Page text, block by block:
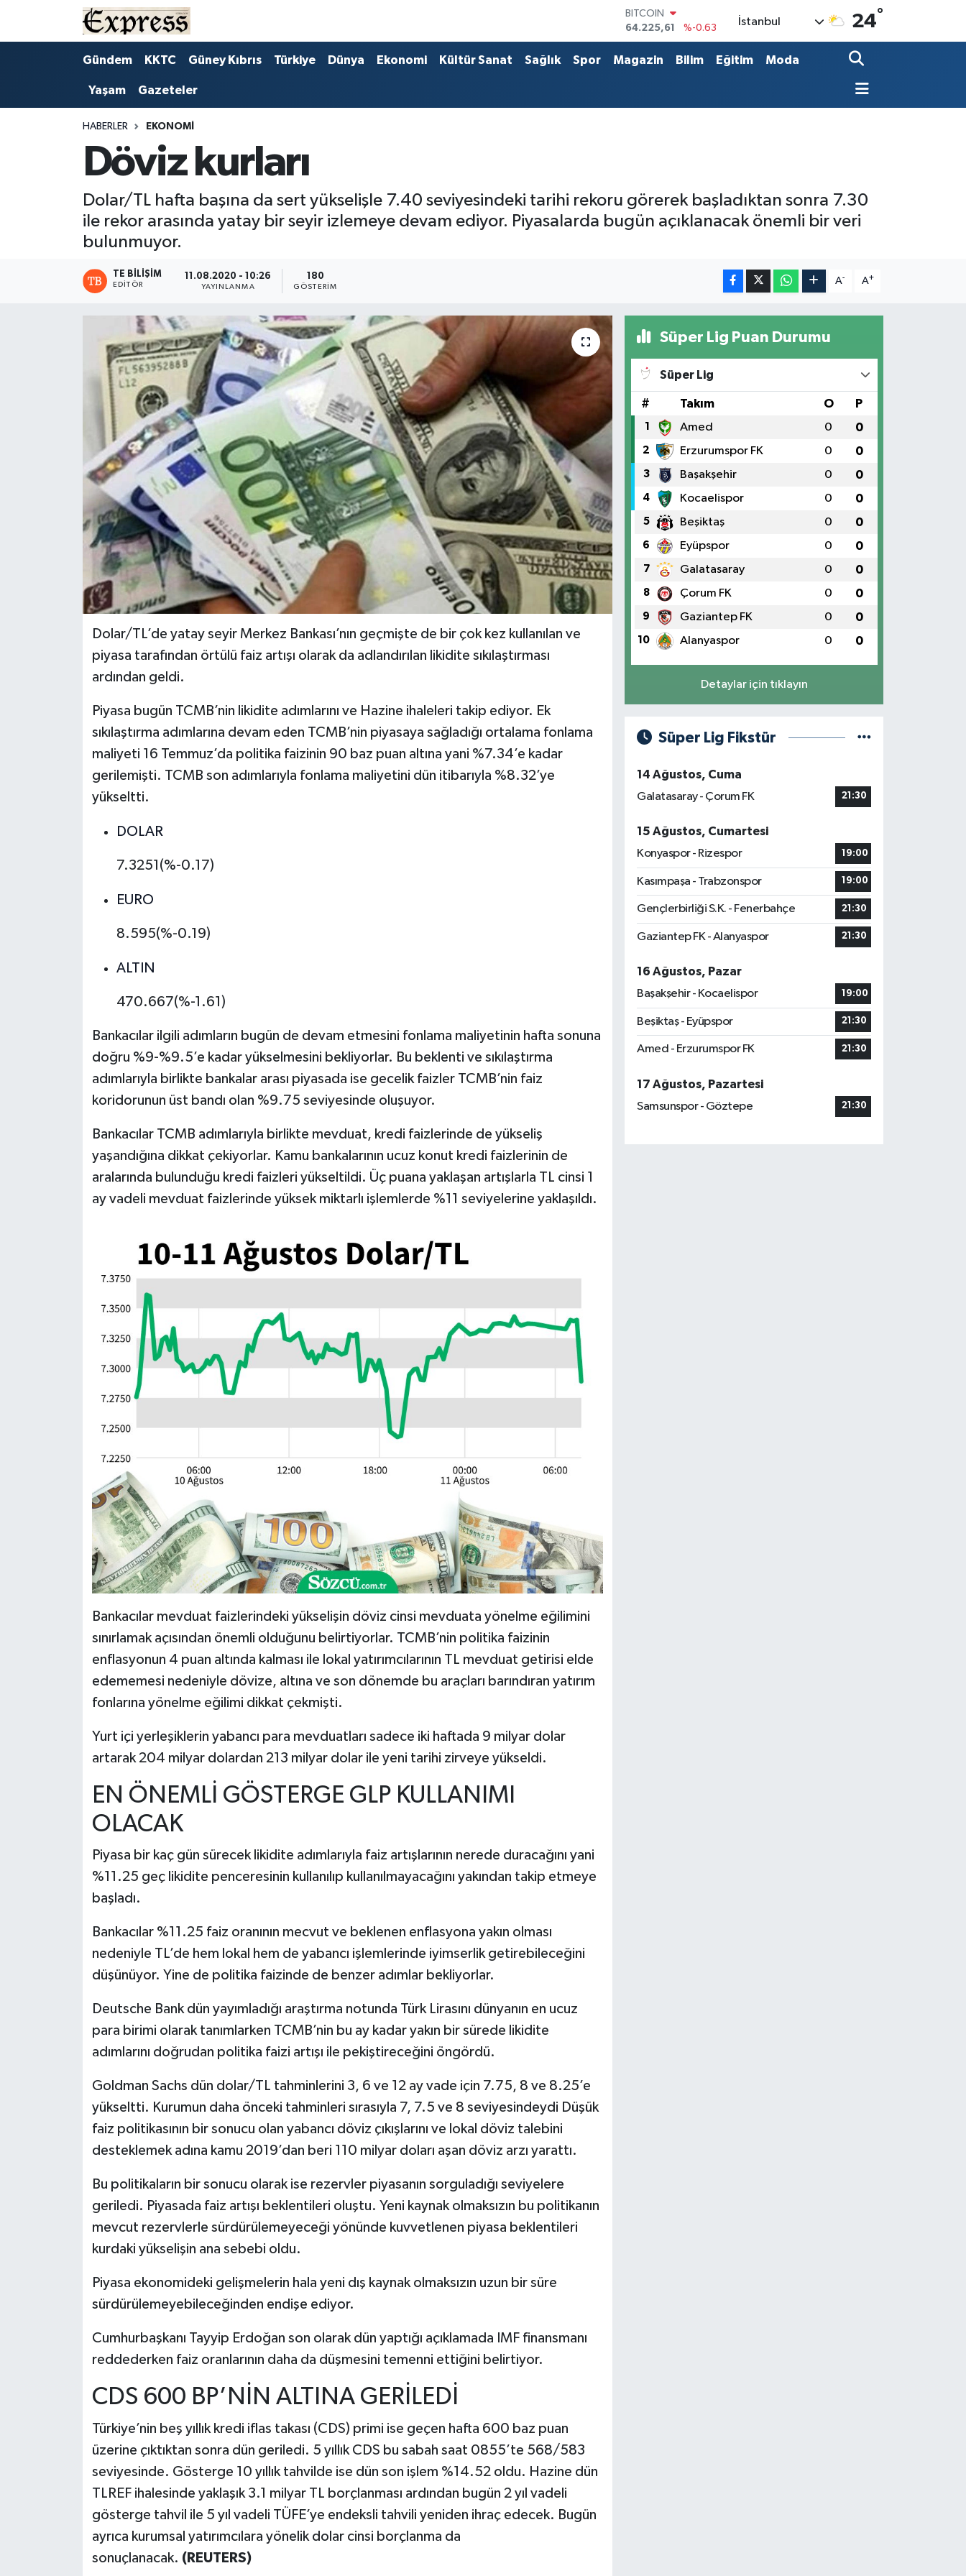
64.225,61
DOLAR
47,7143
%0.16
EURO
İstanbul 24°
Gündem KKTC Güney Kıbrıs Türkiye Dünya Ekonomi Kültür Sanat Sağlık Spor Magazin Bilim Eğitim Moda
Yaşam Gazeteler
HABERLER EKONOMI
Döviz kurları
Dolar/TL hafta başına da sert yükselişle 7.40 seviyesindeki tarihi rekoru görerek başladıktan sonra 7.30
ile rekor arasında yatay bir seyir izlemeye devam ediyor. Piyasalarda bugün açıklanacak önemli bir veri
bulunmuyor.
TE BILIŞIM
EDITÖR
11.08.2020 - 10:26
YAYINLANMA
180
GÖSTERIM
A- A+
Dolar/TL’de yatay seyir Merkez Bankası’nın geçmişte de bir çok kez kullanılan ve
piyasa tarafından örtülü faiz artışı olarak da adlandırılan likidite sıkılaştırması
ardından geldi.
Piyasa bugün TCMB’nin likidite adımlarını ve Hazine ihaleleri takip ediyor. Ek
sıkılaştırma adımlarına devam eden TCMB’nin piyasaya sağladığı ortalama fonlama
maliyeti 16 Temmuz’da politika faizinin 90 baz puan altına yani %7.34’e kadar
gerilemişti. TCMB son adımlarıyla fonlama maliyetini dün itibarıyla %8.32’ye
yükseltti.
DOLAR
7.3251(%-0.17)
EURO
8.595(%-0.19)
ALTIN
470.667(%-1.61)
Bankacılar ilgili adımların bugün de devam etmesini fonlama maliyetinin hafta sonuna
doğru %9-%9.5’e kadar yükselmesini bekliyorlar. Bu beklenti ve sıkılaştırma
adımlarıyla birlikte bankalar arası piyasada ise gecelik faizler TCMB’nin faiz
koridorunun üst bandı olan %9.75 seviyesinde oluşuyor.
Bankacılar TCMB adımlarıyla birlikte mevduat, kredi faizlerinde de yükseliş
yaşandığına dikkat çekiyorlar. Kamu bankalarının ucuz konut kredi faizlerinin de
aralarında bulunduğu kredi faizleri yükseltildi. Üç puana yaklaşan artışlarla TL cinsi 1
ay vadeli mevduat faizlerinde yüksek miktarlı işlemlerde %11 seviyelerine yaklaşıldı.
Bankacılar mevduat faizlerindeki yükselişin döviz cinsi mevduata yönelme eğilimini
sınırlamak açısından önemli olduğunu belirtiyorlar. TCMB’nin politika faizinin
enflasyonun 4 puan altında kalması ile lokal yatırımcılarının TL mevduat getirisi elde
edememesi nedeniyle dövize, altına ve son dönemde bu araçları barındıran yatırım
fonlarına yönelme eğilimi dikkat çekmişti.
Yurt içi yerleşiklerin yabancı para mevduatları sadece iki haftada 9 milyar dolar
artarak 204 milyar dolardan 213 milyar dolar ile yeni tarihi zirveye yükseldi.
EN ÖNEMLİ GÖSTERGE GLP KULLANIMI
OLACAK
Piyasa bir kaç gün sürecek likidite adımlarıyla faiz artışlarının nerede duracağını yani
%11.25 geç likidite penceresinin kullanılıp kullanılmayacağını yakından takip etmeye
başladı.
Bankacılar %11.25 faiz oranının mecvut ve beklenen enflasyona yakın olması
nedeniyle TL’de hem lokal hem de yabancı işlemlerinde iyimserlik getirebileceğini
düşünüyor. Yine de politika faizinde de benzer adımlar bekliyorlar.
Deutsche Bank dün yayımladığı araştırma notunda Türk Lirasını dünyanın en ucuz
para birimi olarak tanımlarken TCMB’nin bu ay kadar yakın bir sürede likidite
adımlarını doğrudan politika faizi artışı ile pekiştireceğini öngördü.
Goldman Sachs dün dolar/TL tahminlerini 3, 6 ve 12 ay vade için 7.75, 8 ve 8.25’e
yükseltti. Kurumun daha önceki tahminleri sırasıyla 7, 7.5 ve 8 seviyesindeydi Düşük
faiz politikasının bir sonucu olan yabancı döviz çıkışlarını ve lokal döviz talebini
desteklemek adına kamu 2019’dan beri 110 milyar doları aşan döviz arzı yarattı.
Bu politikaların bir sonucu olarak ise rezervler piyasanın sorguladığı seviyelere
geriledi. Piyasada faiz artışı beklentileri oluştu. Yeni kaynak olmaksızın bu politikanın
mevcut rezervlerle sürdürülemeyeceği yönünde kuvvetlenen piyasa beklentileri
kurdaki yükselişin ana sebebi oldu.
Piyasa ekonomideki gelişmelerin hala yeni dış kaynak olmaksızın uzun bir süre
sürdürülemeyebileceğinden endişe ediyor.
Cumhurbaşkanı Tayyip Erdoğan son olarak dün yaptığı açıklamada IMF finansmanı
reddederken faiz oranlarının daha da düşmesini temenni ettiğini belirtiyor.
CDS 600 BP’NİN ALTINA GERİLEDİ
Türkiye’nin beş yıllık kredi iflas takası (CDS) primi ise geçen hafta 600 baz puan
üzerine çıktıktan sonra dün geriledi. 5 yıllık CDS bu sabah saat 0855’te 568/583
seviyesinde. Gösterge 10 yıllık tahvilde ise dün son işlem %14.52 oldu. Hazine dün
TLREF ihalesinde yaklaşık 3.1 milyar TL borçlanması ardından bugün 2 yıl vadeli
gösterge tahvil ile 5 yıl vadeli TÜFE’ye endeksli tahvili yeniden ihraç edecek. Bugün
ayrıca kurumsal yatırımcılara yönelik dolar cinsi borçlanma da
sonuçlanacak. (REUTERS)
Süper Lig Puan Durumu
Süper Lig
# Takım O P
1 Amed 0 0
2 Erzurumspor FK 0 0
3 Başakşehir 0 0
4 Kocaelispor 0 0
5 Beşiktaş 0 0
6 Eyüpspor 0 0
7 Galatasaray 0 0
8 Çorum FK 0 0
9 Gaziantep FK 0 0
10 Alanyaspor 0 0
Detaylar için tıklayın
Süper Lig Fikstür
14 Ağustos, Cuma
Galatasaray - Çorum FK
21:30
15 Ağustos, Cumartesi
Konyaspor - Rizespor
19:00
Kasımpaşa - Trabzonspor 19:00
Gençlerbirliği S.K. - Fenerbahçe 21:30
Gaziantep FK - Alanyaspor 21:30
16 Ağustos, Pazar
Başakşehir - Kocaelispor
19:00
Beşiktaş - Eyüpspor 21:30
Amed - Erzurumspor FK 21:30
17 Ağustos, Pazartesi
Samsunspor - Göztepe
21:30
ALAYKÖY
ALSANCAK
ÇATALKÖY
EKONOMİ
GAZİMAĞUSA
GÜNDEM
GÜNEY KIBRIS
İÇ HABERLER
KÜLTÜR SANAT
LEFKOŞA
MAGAZİN
Nöbetçi Eczaneler
ÖZEL HABER
Hava Durumu
Trafik Durumu
Süper Lig Puan Durumu ve Fikstür
Tüm Manşetler
Son Dakika Haberleri
Haber Arşivi